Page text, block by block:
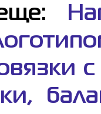
еще: